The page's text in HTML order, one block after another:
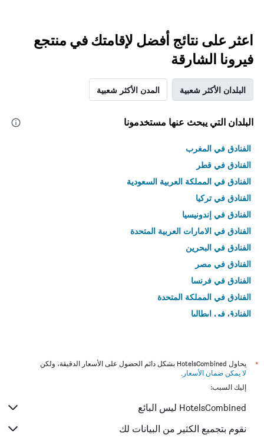
اعثر على نتائج أفضل لإقامتك في منتجع
فيرونا الشارقة
البلدان الأكثر شعبية المدن الأكثر شعبية
البلدان التي يبحث عنها مستخدمونا
الفنادق في المغرب
الفنادق في قطر
الفنادق في المملكة العربية السعودية
الفنادق في تركيا
الفنادق في إندونيسيا
الفنادق في الامارات العربية المتحدة
الفنادق في البحرين
الفنادق في مصر
الفنادق في فرنسا
الفنادق في المملكة المتحدة
الفنادق في إيطاليا
*
يحاول HotelsCombined بشكل دائم الحصول على الأسعار الدقيقة، ولكن
لا يمكن ضمان الأسعار .
إليك السبب:
HotelsCombined ليس البائع
نقوم بتجميع الكثير من البيانات لك